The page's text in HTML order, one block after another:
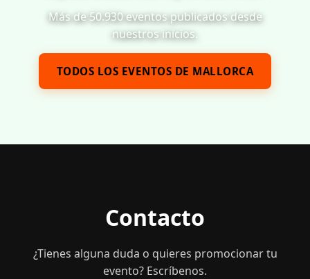
Más de 50.930 eventos publicados desde
nuestros inicios.
TODOS LOS EVENTOS DE MALLORCA
Contacto
¿Tienes alguna duda o quieres promocionar tu
evento? Escríbenos.